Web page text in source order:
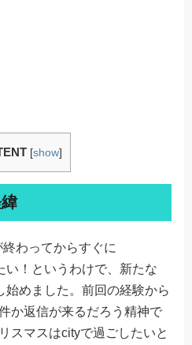
[show]
わってからすぐに
い！というわけで、新たな
始めました。前回の経験から
か返信が来るだろう精神で
スマスはcityで過ごしたいと